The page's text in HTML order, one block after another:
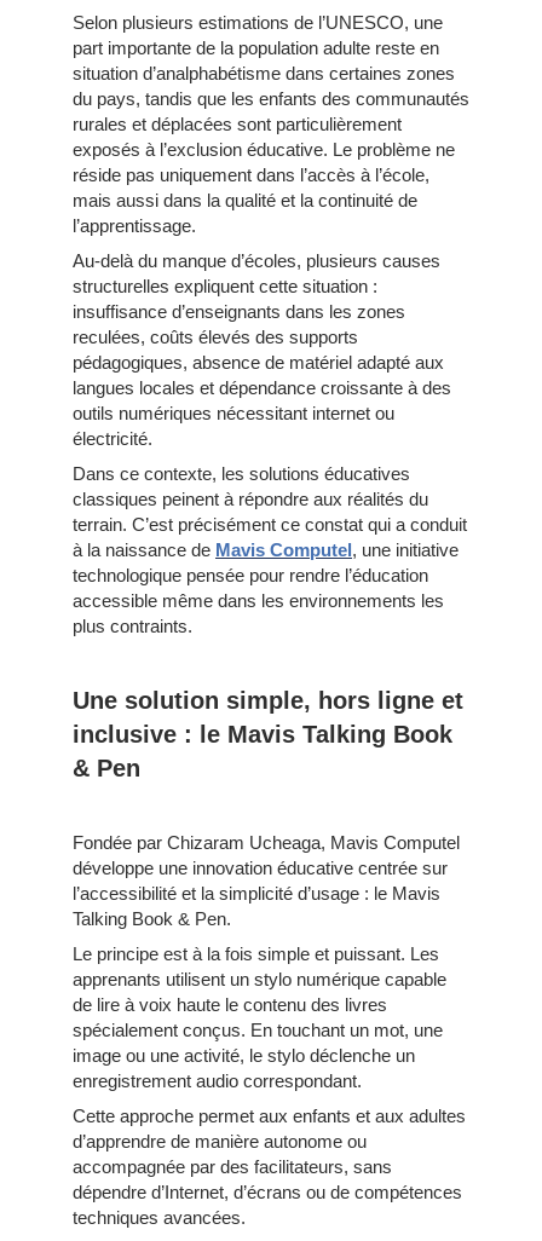
Selon plusieurs estimations de l’UNESCO, une
part importante de la population adulte reste en
situation d’analphabétisme dans certaines zones
du pays, tandis que les enfants des communautés
rurales et déplacées sont particulièrement
exposés à l’exclusion éducative. Le problème ne
réside pas uniquement dans l’accès à l’école,
mais aussi dans la qualité et la continuité de
l’apprentissage.
Au-delà du manque d’écoles, plusieurs causes
structurelles expliquent cette situation :
insuffisance d’enseignants dans les zones
reculées, coûts élevés des supports
pédagogiques, absence de matériel adapté aux
langues locales et dépendance croissante à des
outils numériques nécessitant internet ou
électricité.
Dans ce contexte, les solutions éducatives
classiques peinent à répondre aux réalités du
terrain. C’est précisément ce constat qui a conduit
à la naissance de Mavis Computel, une initiative
technologique pensée pour rendre l’éducation
accessible même dans les environnements les
plus contraints.
Une solution simple, hors ligne et
inclusive : le Mavis Talking Book
& Pen
Fondée par Chizaram Ucheaga, Mavis Computel
développe une innovation éducative centrée sur
l’accessibilité et la simplicité d’usage : le Mavis
Talking Book & Pen.
Le principe est à la fois simple et puissant. Les
apprenants utilisent un stylo numérique capable
de lire à voix haute le contenu des livres
spécialement conçus. En touchant un mot, une
image ou une activité, le stylo déclenche un
enregistrement audio correspondant.
Cette approche permet aux enfants et aux adultes
d’apprendre de manière autonome ou
accompagnée par des facilitateurs, sans
dépendre d’Internet, d’écrans ou de compétences
techniques avancées.